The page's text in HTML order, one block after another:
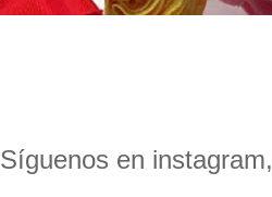
Síguenos en instagram,